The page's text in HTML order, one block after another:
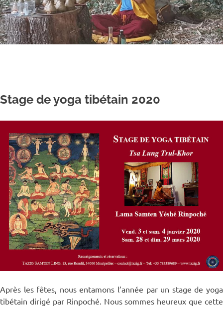
Stage de yoga tibétain 2020
Après les fêtes, nous entamons l’année par un stage de yoga
tibétain dirigé par Rinpoché. Nous sommes heureux que cette